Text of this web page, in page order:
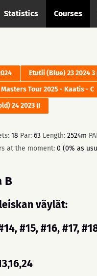
Statistics Courses
Etutii (Blue) 23 2024
Masters Tour 2025 - Kaatis - C
24 2023 II
18 Par: 63 Length: 2524m
at the moment: 0 (0% as
B
väylät:
#15, #16, #17,